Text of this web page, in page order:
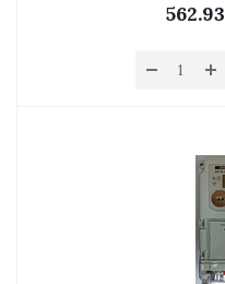
562.93